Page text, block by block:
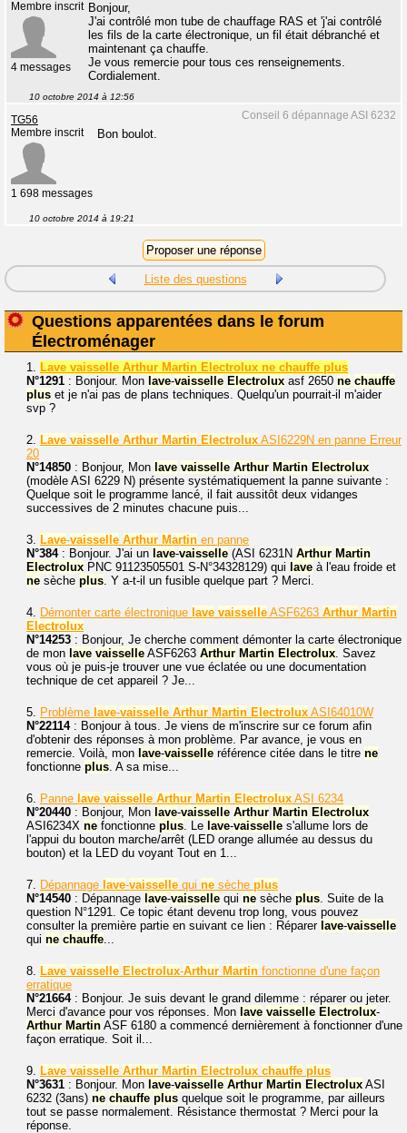
Membre inscrit
4 messages
Bonjour,
J'ai contrôlé mon tube de chauffage RAS et 'j'ai contrôlé
les fils de la carte électronique, un fil était débranché et
maintenant ça chauffe.
Je vous remercie pour tous ces renseignements.
Cordialement.
10 octobre 2014 à 12:56
Conseil 6 dépannage ASI 6232
TG56
Membre inscrit
1 698 messages
Bon boulot.
10 octobre 2014 à 19:21
Liste des questions
Questions apparentées dans le forum
Électroménager
1. Lave vaisselle Arthur Martin Electrolux ne chauffe plus
N°1291 : Bonjour. Mon lave-vaisselle Electrolux asf 2650 ne chauffe
plus et je n'ai pas de plans techniques. Quelqu'un pourrait-il m'aider
svp ?
2. Lave vaisselle Arthur Martin Electrolux ASI6229N en panne Erreur
20
N°14850 : Bonjour, Mon lave vaisselle Arthur Martin Electrolux
(modèle ASI 6229 N) présente systématiquement la panne suivante :
Quelque soit le programme lancé, il fait aussitôt deux vidanges
successives de 2 minutes chacune puis...
3. Lave-vaisselle Arthur Martin en panne
N°384: Bonjour. J'ai un lave-vaisselle (ASI 6231N Arthur Martin
Electrolux PNC 91123505501 S-N°34328129) qui lave à l'eau froide et
ne sèche plus. Y a-t-il un fusible quelque part ? Merci.
4. Démonter carte électronique lave vaisselle ASF6263 Arthur Martin
Electrolux
N°14253 : Bonjour, Je cherche comment démonter la carte électronique
de mon lave vaisselle ASF6263 Arthur Martin Electrolux. Savez
vous où je puis-je trouver une vue éclatée ou une documentation
technique de cet appareil ? Je...
5. Problème lave-vaisselle Arthur Martin Electrolux ASI64010W
N°22114: Bonjour à tous. Je viens de m'inscrire sur ce forum afin
d'obtenir des réponses à mon problème. Par avance, je vous en
remercie. Voilà, mon lave-vaisselle référence citée dans le titre ne
fonctionne plus. A sa mise...
6. Panne lave vaisselle Arthur Martin Electrolux ASI 6234
N°20440 : Bonjour, Mon lave-vaisselle Arthur Martin Electrolux
ASI6234X ne fonctionne plus. Le lave-vaisselle s'allume lors de
l'appui du bouton marche/arrêt (LED orange allumée au dessus du
bouton) et la LED du voyant Tout en 1...
7. Dépannage lave-vaisselle qui ne sèche plus
N°14540 : Dépannage lave-vaisselle qui ne sèche plus. Suite de la
question N°1291. Ce topic étant devenu trop long, vous pouvez
consulter la première partie en suivant ce lien : Réparer lave-vaisselle
qui ne chauffe...
8. Lave vaisselle Electrolux-Arthur Martin fonctionne d'une façon
erratique
N°21664: Bonjour. Je suis devant le grand dilemme : réparer ou jeter.
Merci d'avance pour vos réponses. Mon lave vaisselle Electrolux-
Arthur Martin ASF 6180 a commencé dernièrement à fonctionner d'une
façon erratique. Soit il...
9. Lave vaisselle Arthur Martin Electrolux chauffe plus
N°3631 : Bonjour. Mon lave-vaisselle Arthur Martin Electrolux ASI
6232 (3ans) ne chauffe plus quelque soit le programme, par ailleurs
tout se passe normalement. Résistance thermostat ? Merci pour la
réponse.